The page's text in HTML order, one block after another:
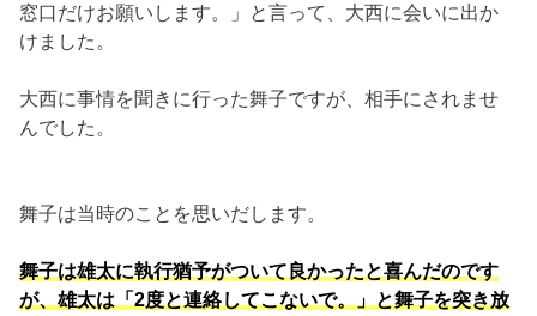
窓口だけお願いします。」と言って、大西に会いに出か
けました。
大西に事情を聞きに行った舞子ですが、相手にされませ
んでした。
舞子は当時のことを思いだします。
舞子は雄太に執行猶予がついて良かったと喜んだのです
が、雄太は「2度と連絡してこないで。」と舞子を突き放